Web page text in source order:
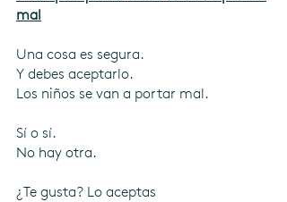
mal
Una cosa es segura.
Y debes aceptarlo.
Los niños se van a portar mal.
Sí o sí.
No hay otra.
¿Te gusta? Lo aceptas